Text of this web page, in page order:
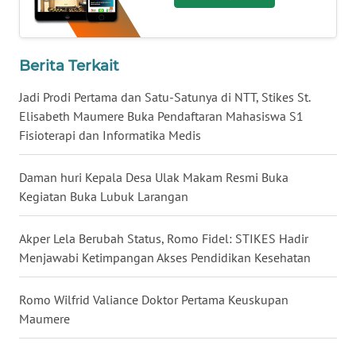
Berita Terkait
Jadi Prodi Pertama dan Satu-Satunya di NTT, Stikes St.
Elisabeth Maumere Buka Pendaftaran Mahasiswa S1
Fisioterapi dan Informatika Medis
Daman huri Kepala Desa Ulak Makam Resmi Buka
Kegiatan Buka Lubuk Larangan
Akper Lela Berubah Status, Romo Fidel: STIKES Hadir
Menjawabi Ketimpangan Akses Pendidikan Kesehatan
Romo Wilfrid Valiance Doktor Pertama Keuskupan
Maumere
JATENG
WN
NUSANTARA
JOGJA
WN
JATIM
WN
BALI
WN